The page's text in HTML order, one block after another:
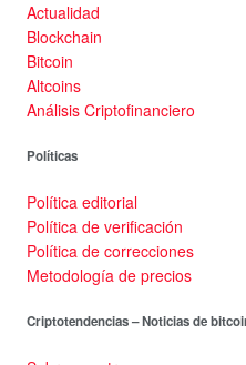
Actualidad
Blockchain
Bitcoin
Altcoins
Análisis Criptofinanciero
Políticas
Política editorial
Política de verificación
Política de correcciones
Metodología de precios
Criptotendencias – Noticias de